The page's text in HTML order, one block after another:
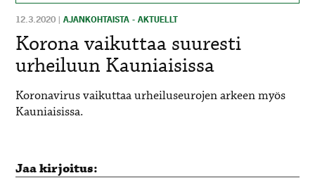
12.3.2020 |AJANKOHTAISTA - AKTUELLT
Korona vaikuttaa suuresti
urheiluun Kauniaisissa
Koronavirus vaikuttaa urheiluseurojen arkeen myös
Kauniaisissa.
Jaa kirjoitus: